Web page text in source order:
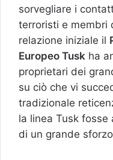
sorvegliare i
terroristi e membri
relazione iniziale il
Europeo Tusk ha
proprietari dei
su ciò che vi
tradizionale
la linea Tusk
di un grande